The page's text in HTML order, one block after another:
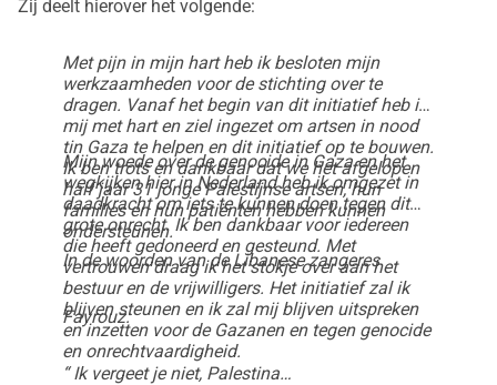
Zij deelt hierover het volgende:
Met pijn in mijn hart heb ik besloten mijn
werkzaamheden voor de stichting over te
dragen. Vanaf het begin van dit initiatief heb ik
mij met hart en ziel ingezet om artsen in nood
tin Gaza te helpen en dit initiatief op te bouwen.
Ik ben trots en dankbaar dat we het afgelopen
half jaar 31 jonge Palestijnse artsen, hun
families en hun patiënten hebben kunnen
ondersteunen.
Mijn woede over de genocide in Gaza en het
wegkijken hier in Nederland heb ik omgezet in
daadkracht om iets te kunnen doen tegen dit
grote onrecht. Ik ben dankbaar voor iedereen
die heeft gedoneerd en gesteund. Met
vertrouwen draag ik het stokje over aan het
bestuur en de vrijwilligers. Het initiatief zal ik
blijven steunen en ik zal mij blijven uitspreken
en inzetten voor de Gazanen en tegen genocide
en onrechtvaardigheid.
In de woorden van de Libanese zangeres
Fayrouz:
“ Ik vergeet je niet, Palestina…